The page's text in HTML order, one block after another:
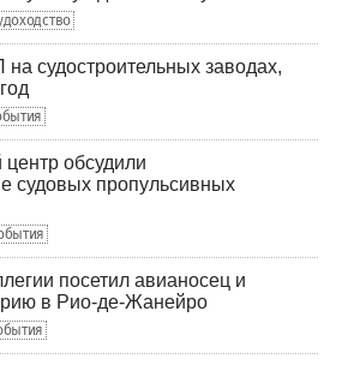
судостроительных заводах,
обсудили
судовых пропульсивных
посетил авианосец и
в Рио-де-Жанейро